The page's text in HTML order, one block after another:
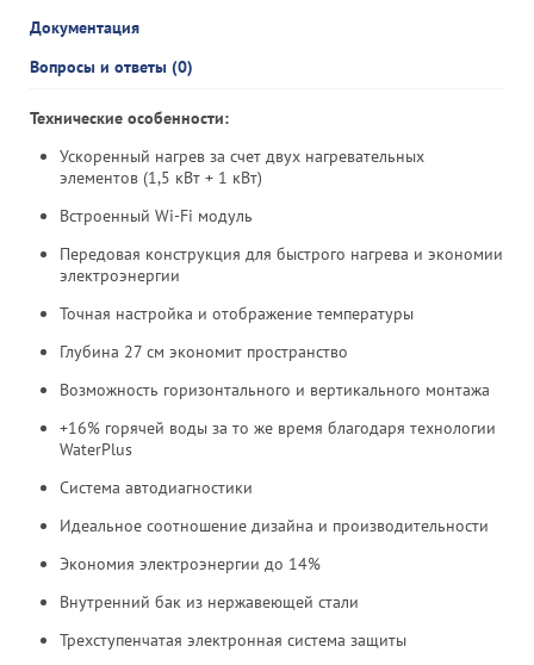
Документация
Вопросы и ответы (0)
Технические особенности:
Ускоренный нагрев за счет двух нагревательных
элементов (1,5 кВт + 1 кВт)
Встроенный Wi-Fi модуль
Передовая конструкция для быстрого нагрева и экономии
электроэнергии
Точная настройка и отображение температуры
Глубина 27 см экономит пространство
Возможность горизонтального и вертикального монтажа
+16% горячей воды за то же время благодаря технологии
WaterPlus
Система автодиагностики
Идеальное соотношение дизайна и производительности
Экономия электроэнергии до 14%
Внутренний бак из нержавеющей стали
Трехступенчатая электронная система защиты